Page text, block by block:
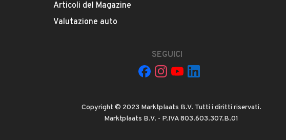
, ad esempio per inviare delle raccomandazioni per veicoli simili.
reCAPTCHA e su di esso si applicano l'Informativa sulla privacy
Articoli del Magazine
Valutazione auto
SEGUICI
Copyright © 2023 Marktplaats B.V. Tutti i diritti riservati.
Marktplaats B.V. - P.IVA 803.603.307.B.01